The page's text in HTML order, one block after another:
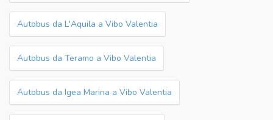
Autobus da L'Aquila a Vibo Valentia
Autobus da Teramo a Vibo Valentia
Autobus da Igea Marina a Vibo Valentia